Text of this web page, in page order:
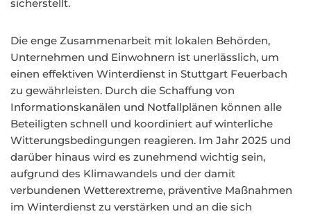
sicherstellt.
Die enge Zusammenarbeit mit lokalen Behörden,
Unternehmen und Einwohnern ist unerlässlich, um
einen effektiven Winterdienst in Stuttgart Feuerbach
zu gewährleisten. Durch die Schaffung von
Informationskanälen und Notfallplänen können alle
Beteiligten schnell und koordiniert auf winterliche
Witterungsbedingungen reagieren. Im Jahr 2025 und
darüber hinaus wird es zunehmend wichtig sein,
aufgrund des Klimawandels und der damit
verbundenen Wetterextreme, präventive Maßnahmen
im Winterdienst zu verstärken und an die sich